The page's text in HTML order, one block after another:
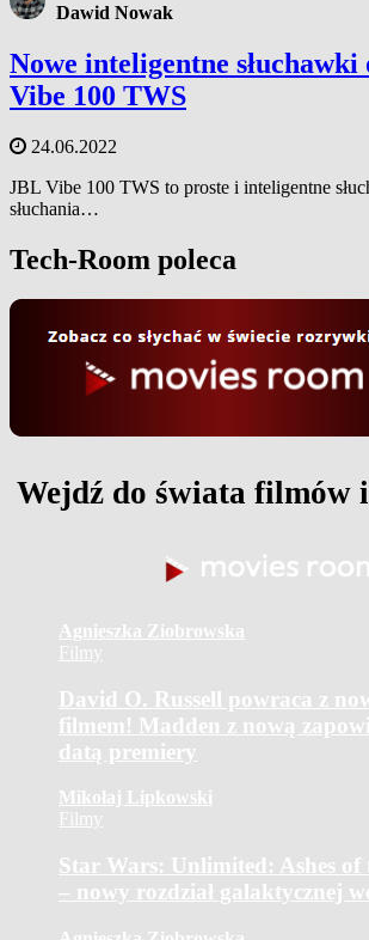
Dawid Nowak
Nowe inteligentne słuchawki
Vibe 100 TWS
24.06.2022
JBL Vibe 100 TWS to proste i inteligentne
słuchania…
Tech-Room poleca
Wejdź do świata filmów
Agnieszka Ziobrowska
Filmy
David O. Russell powraca z
filmem! Madden z nową
datą premiery
Mikołaj Lipkowski
Filmy
Star Wars: Unlimited: Ashes of
– nowy rozdział galaktycznej